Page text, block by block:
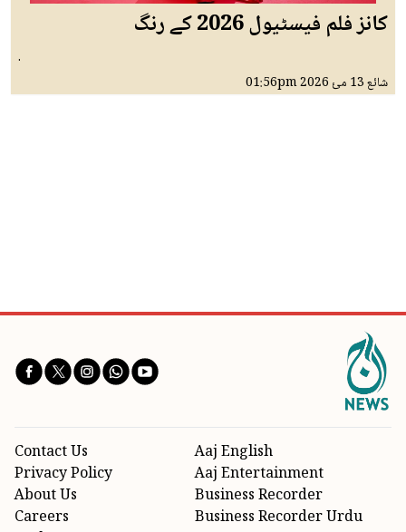
کانز فلم فیسٹیول 2026 کے رنگ
.
شائع13 مئ 2026 01:56pm
Aaj English
Aaj Entertainment
Business Recorder
Business Recorder Urdu
Contact Us
Privacy Policy
About Us
Careers